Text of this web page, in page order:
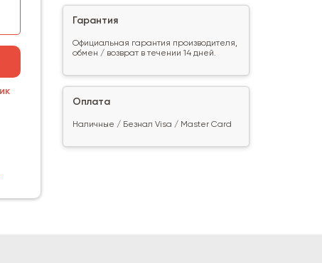
Гарантия
Официальная гарантия производителя,
обмен / возврат в течении 14 дней.
Оплата
Наличные / Безнал Visa / Master Card